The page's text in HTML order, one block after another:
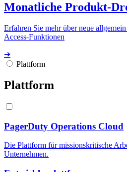
Monatliche Produkt-
Erfahren Sie mehr über neue
Access-Funktionen
➔
Plattform
Plattform
PagerDuty Operations Cloud
Die Plattform für missionskritische
Unternehmen.